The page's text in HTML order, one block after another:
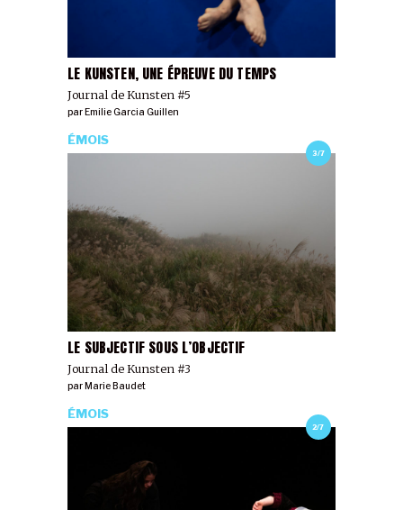
LE KUNSTEN, UNE ÉPREUVE DU TEMPS
Journal de Kunsten #5
par Emilie Garcia Guillen
3/7
LE SUBJECTIF SOUS L’OBJECTIF
Journal de Kunsten #3
ÉMOIS
par Marie Baudet
2/7
ÉMOIS